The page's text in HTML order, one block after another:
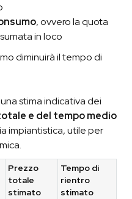
, ovvero la quota
in loco
diminuirà il tempo di
stima indicativa dei
e del tempo medio
impiantistica, utile per
Prezzo
totale
stimato
Tempo di
rientro
stimato